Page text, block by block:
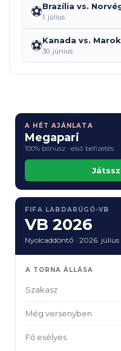
⚽1. július
⚽30. június
A HÉT AJÁNLATA
Megapari
100% bónusz · első befizetés
FIFA LABDARÚGÓ-VB
VB 2026
Nyolcaddöntő · 2026. július
A TORNA ÁLLÁSA
Szakasz
Még versenyben
Fő esélyes